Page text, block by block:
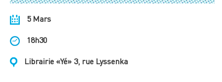
5 Mars
18h30
Librairie «Yé» 3, rue Lyssenka